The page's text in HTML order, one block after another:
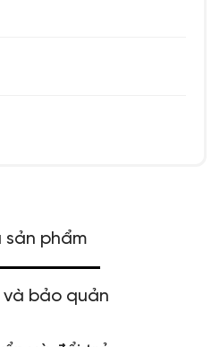
sản phẩm
và bảo quản